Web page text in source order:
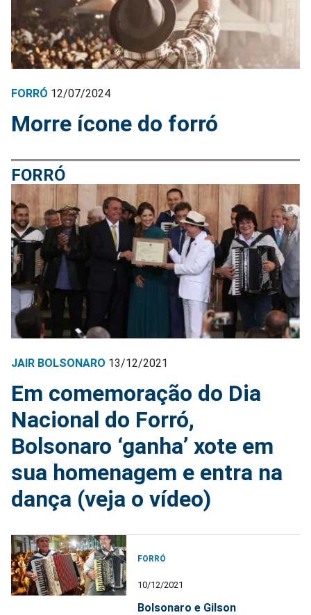
FORRÓ 12/07/2024
Morre ícone do forró
FORRÓ
JAIR BOLSONARO 13/12/2021
Em comemoração do Dia
Nacional do Forró,
Bolsonaro ‘ganha’ xote em
sua homenagem e entra na
dança (veja o vídeo)
FORRÓ
10/12/2021
Bolsonaro e Gilson